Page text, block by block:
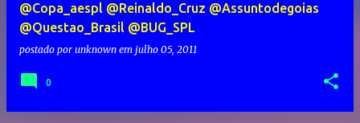
@Copa_aespl @Reinaldo_Cruz @Assuntodegoias
@Questao_Brasil @BUG_SPL
postado por unknown em julho 05, 2011
0